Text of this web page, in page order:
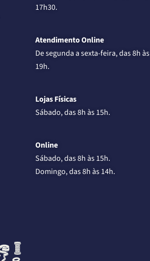
17h30.
Atendimento Online
De segunda a sexta-feira, das 8h às
19h.
Lojas Físicas
Sábado, das 8h às 15h.
Online
Sábado, das 8h às 15h.
Domingo, das 8h às 14h.